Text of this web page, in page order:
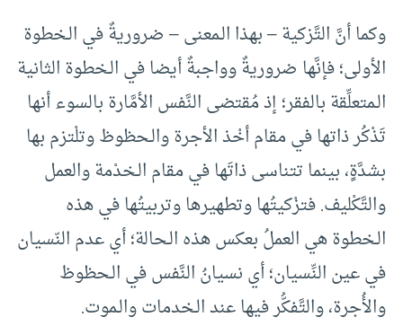
وكما أنَّ التَّزكية – بهذا الـمعنى – ضروريةٌ في الـخطوة
الأولى؛ فإنَّها ضروريةٌ وواجبةٌ أيضا في الـخطوة الثانية
الـمتعلِّقة بالفقر؛ إذ مُقتضى النَّفس الأمَّارة بالسوء أنها
تَذْكُر ذاتها في مقام أخْذ الأجرة والـحظوظ وتلْتزم بها
بشدَّةٍ، بينما تتناسى ذاتَها في مقام الـخدْمة والعمل
والتَّكْليف. فتزْكيتُها وتطهيرها وتربيتُها في هذه
الـخطوة هي العملُ بعكس هذه الـحالة؛ أي عدم النّسيان
في عين النِّسيان؛ أي نسيانُ النَّفس في الـحظوظ
والأُجرة، والتَّفكُّر فيها عند الـخدمات والـموت.